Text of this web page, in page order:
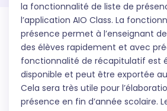
la fonctionnalité de liste de
l’application AIO Class. La
présence permet à l’enseignant
des élèves rapidement et avec
fonctionnalité de récapitulatif est
disponible et peut être exportée
Cela sera très utile pour
présence en fin d’année scolaire.